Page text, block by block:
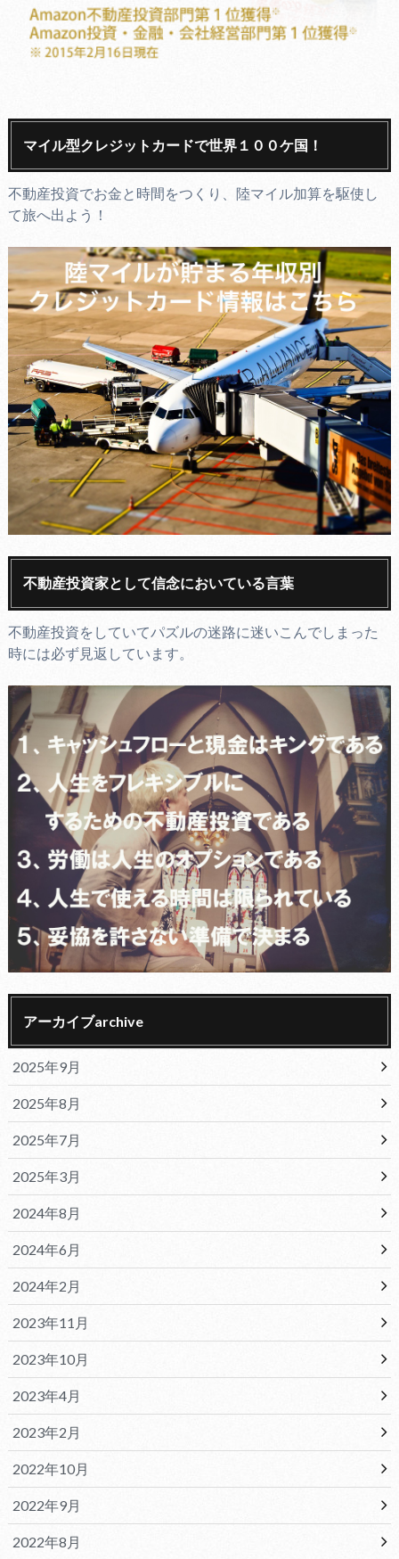
マイル型クレジットカードで世界１００ケ国！
不動産投資でお金と時間をつくり、陸マイル加算を駆使し
て旅へ出よう！
不動産投資家として信念においている言葉
不動産投資をしていてパズルの迷路に迷いこんでしまった
時には必ず見返しています。
アーカイブarchive
2025年9月
2025年8月
2025年7月
2025年3月
2024年8月
2024年6月
2024年2月
2023年11月
2023年10月
2023年4月
2023年2月
2022年10月
2022年9月
2022年8月